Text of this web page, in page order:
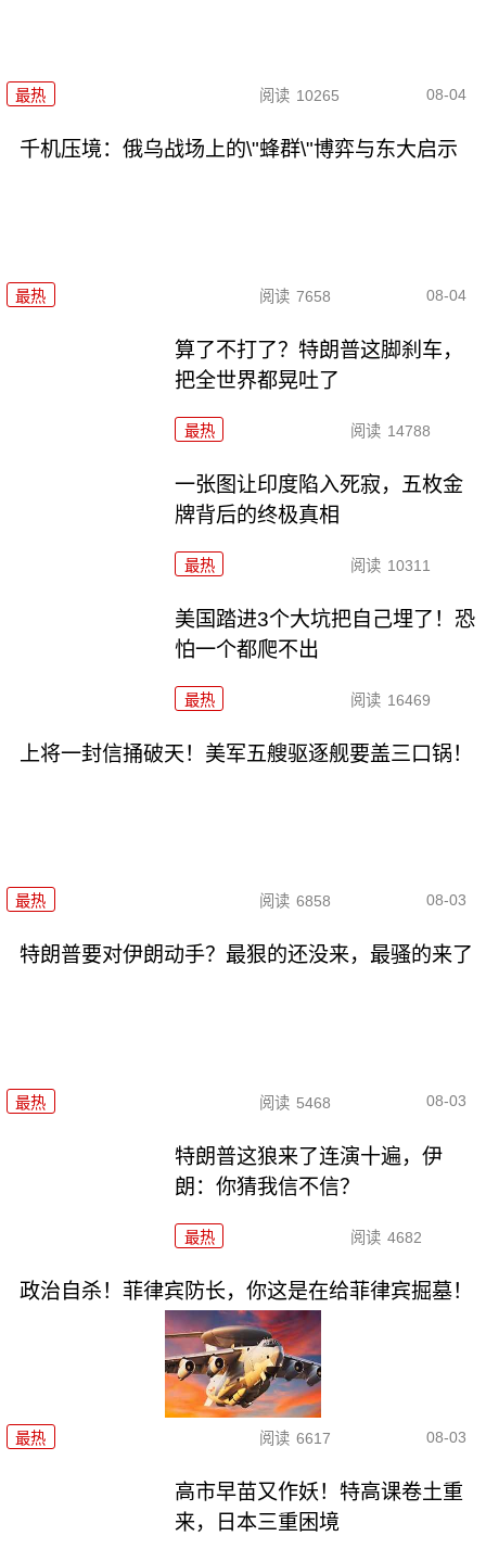
最热 阅读 10265 08-04
千机压境：俄乌战场上的\"蜂群\"博弈与东大启示
最热 阅读 7658 08-04
算了不打了？特朗普这脚刹车，
把全世界都晃吐了
最热 阅读 14788
一张图让印度陷入死寂，五枚金
牌背后的终极真相
最热 阅读 10311
美国踏进3个大坑把自己埋了！恐
怕一个都爬不出
最热 阅读 16469
上将一封信捅破天！美军五艘驱逐舰要盖三口锅！
最热 阅读 6858 08-03
特朗普要对伊朗动手？最狠的还没来，最骚的来了
最热 阅读 5468 08-03
特朗普这狼来了连演十遍，伊
朗：你猜我信不信？
最热 阅读 4682
政治自杀！菲律宾防长，你这是在给菲律宾掘墓！
最热 阅读 6617 08-03
高市早苗又作妖！特高课卷土重
来，日本三重困境